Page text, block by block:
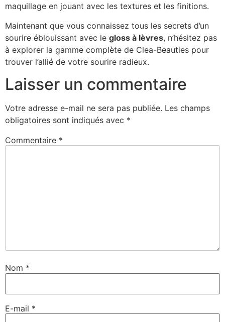
maquillage en jouant avec les textures et les finitions.
Maintenant que vous connaissez tous les secrets d’un
sourire éblouissant avec le gloss à lèvres, n’hésitez pas
à explorer la gamme complète de Clea-Beauties pour
trouver l’allié de votre sourire radieux.
Laisser un commentaire
Votre adresse e-mail ne sera pas publiée. Les champs
obligatoires sont indiqués avec *
Commentaire *
Nom *
E-mail *